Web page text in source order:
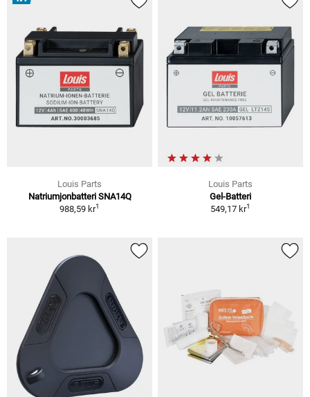
Louis Parts
Natriumjonbatteri SNA14Q
988,59 kr1
Louis Parts
Gel-Batteri
549,17 kr1